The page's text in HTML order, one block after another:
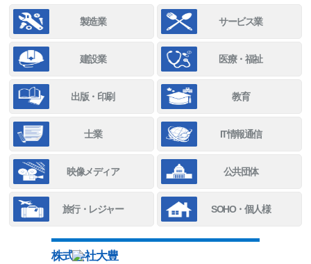
製造業 サービス業
建設業 医療・福祉
出版・印刷 教育
士業 IT情報通信
映像メディア 公共団体
旅行・レジャー SOHO・個人様
株式会社大豊